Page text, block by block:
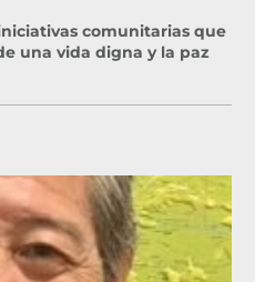
comunitarias que
una vida digna y la paz